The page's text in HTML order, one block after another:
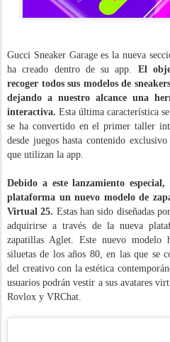
Gucci Sneaker Garage es la nueva
ha creado dentro de su app. El
recoger todos sus modelos de
dejando a nuestro alcance una
interactiva. Esta última característica
se ha convertido en el primer taller
desde juegos hasta contenido
que utilizan la app.
Debido a este lanzamiento
plataforma un nuevo modelo de
Virtual 25. Estas han sido diseñadas
adquirirse a través de la nueva
zapatillas Aglet. Este nuevo modelo
siluetas de los años 80, en las que se
del creativo con la estética
usuarios podrán vestir a sus avatares
Rovlox y VRChat.